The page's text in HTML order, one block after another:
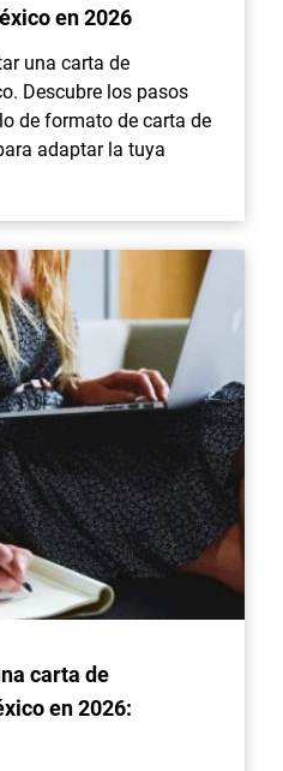
en 2026
una carta de
Descubre los pasos
de formato de carta de
adaptar la tuya
carta de
en 2026: